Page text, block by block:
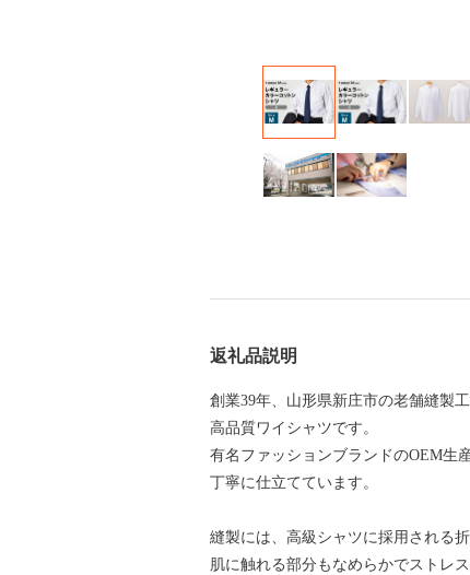
返礼品説明
創業39年、山形県新庄市の老舗縫製
高品質ワイシャツです。
有名ファッションブランドのOEM生
丁寧に仕立てています。
縫製には、高級シャツに採用される
肌に触れる部分もなめらかでストレ